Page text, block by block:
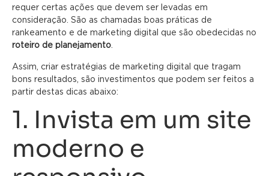
requer certas ações que devem ser levadas em
consideração. São as chamadas boas práticas de
rankeamento e de marketing digital que são obedecidas no
roteiro de planejamento
Assim, criar estratégias de marketing digital que tragam
bons resultados, são investimentos que podem ser feitos a
partir destas dicas abaixo:
1. Invista em um site
moderno e